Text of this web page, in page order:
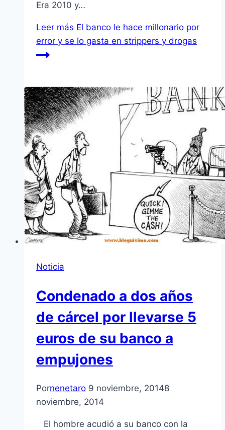
Era 2010 y…
Leer más El banco le hace millonario por
error y se lo gasta en strippers y drogas
Noticia
Condenado a dos años
de cárcel por llevarse 5
euros de su banco a
empujones
Pornenetaro 9 noviembre, 20148
noviembre, 2014
El hombre acudió a su banco con la